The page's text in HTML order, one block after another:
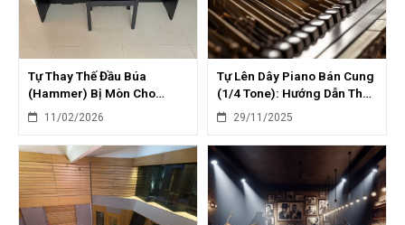
Tự Thay Thế Đầu Búa
(Hammer) Bị Mòn Cho
Piano Grand: Hướng Dẫn
11/02/2026
Tự Lên Dây Piano Bán Cung
(1/4 Tone): Hướng Dẫn Thử
Nghiệm Âm Thanh Mới
29/11/2025